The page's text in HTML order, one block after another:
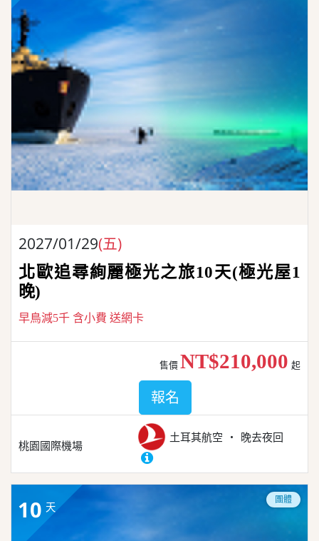
2027/01/29(五)
北歐追尋絢麗極光之旅10天(極光屋1
晚)
早鳥減5千 含小費 送網卡
桃園國際機場
土耳其航空 晚去夜回
售價 NT$210,000 起
報名
10 天
團體